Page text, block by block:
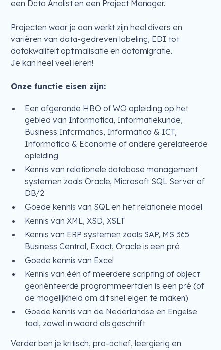
een Data Analist en een Project Manager.
Projecten waar je aan werkt zijn heel divers en
variëren van data-gedreven labeling, EDI tot
datakwaliteit optimalisatie en datamigratie.
Je kan heel veel leren!
Onze functie eisen zijn:
Een afgeronde HBO of WO opleiding op het
gebied van Informatica, Informatiekunde,
Business Informatics, Informatica & ICT,
Informatica & Economie of andere gerelateerde
opleiding
Kennis van relationele database management
systemen zoals Oracle, Microsoft SQL Server of
DB/2
Goede kennis van SQL en het relationele model
Kennis van XML, XSD, XSLT
Kennis van ERP systemen zoals SAP, MS 365
Business Central, Exact, Oracle is een pré
Goede kennis van Excel
Kennis van één of meerdere scripting of object
georiënteerde programmeertalen is een pré (of
de mogelijkheid om dit snel eigen te maken)
Goede kennis van de Nederlandse en Engelse
taal, zowel in woord als geschrift
Verder ben je kritisch, pro-actief, leergierig en